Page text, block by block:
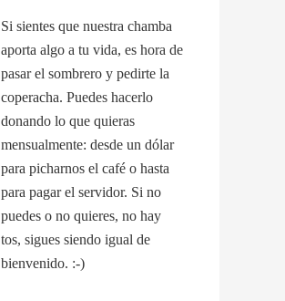
Si sientes que nuestra chamba
aporta algo a tu vida, es hora de
pasar el sombrero y pedirte la
coperacha. Puedes hacerlo
donando lo que quieras
mensualmente: desde un dólar
para picharnos el café o hasta
para pagar el servidor. Si no
puedes o no quieres, no hay
tos, sigues siendo igual de
bienvenido. :-)